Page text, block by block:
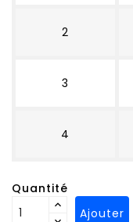
2
3
4
Quantité
Ajouter